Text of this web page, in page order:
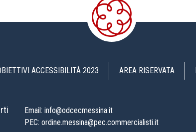
ACCESSIBILITÀ 2023 AREA RISERVATA
Email: info@odcecmessina.it
PEC: ordine.messina@pec.commercialisti.it